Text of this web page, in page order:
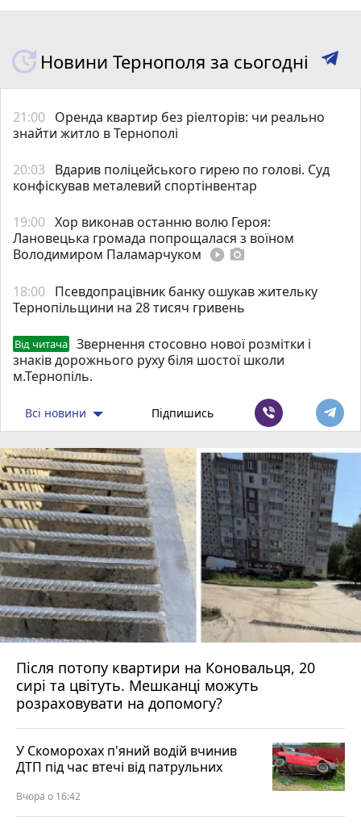
Новини Тернополя за сьогодні
21:00 Оренда квартир без ріелторів: чи реально
знайти житло в Тернополі
20:03
Вдарив поліцейського гирею по голові. Суд
конфіскував металевий спортінвентар
19:00 Хор виконав останню волю Героя:
Лановецька громада попрощалася з воїном
Володимиром Паламарчуком play_circle_filled photo_camera
18:00 Псевдопрацівник банку ошукав жительку
Тернопільщини на 28 тисяч гривень
Від читача
Звернення стосовно нової розмітки і
знаків дорожнього руху біля шостої школи
м.Тернопіль.
Всі новини Підпишись
Після потопу квартири на Коновальця, 20
сирі та цвітуть. Мешканці можуть
розраховувати на допомогу?
У Скоморохах п'яний водій вчинив
ДТП під час втечі від патрульних
Вчора о 16:42